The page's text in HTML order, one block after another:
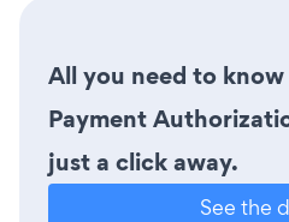
All you need to
Payment
just a click away.
See the